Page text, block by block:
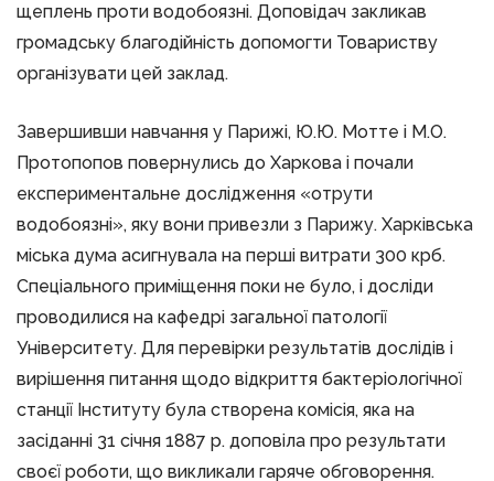
щеплень проти водобоязні. Доповідач закликав
громадську благодійність допомогти Товариству
організувати цей заклад.
Завершивши навчання у Парижі, Ю.Ю. Мотте і М.О.
Протопопов повернулись до Харкова і почали
експериментальне дослідження «отрути
водобоязні», яку вони привезли з Парижу. Харківська
міська дума асигнувала на перші витрати 300 крб.
Спеціального приміщення поки не було, і досліди
проводилися на кафедрі загальної патології
Університету. Для перевірки результатів дослідів і
вирішення питання щодо відкриття бактеріологічної
станції Інституту була створена комісія, яка на
засіданні 31 січня 1887 р. доповіла про результати
своєї роботи, що викликали гаряче обговорення.